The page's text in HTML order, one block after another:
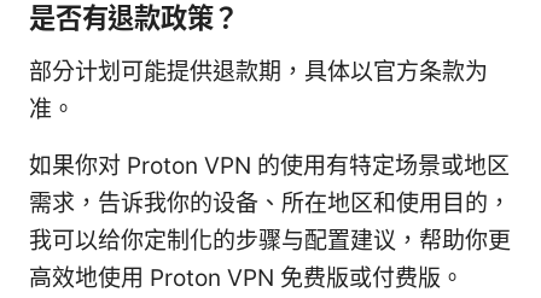
是否有退款政策？
部分计划可能提供退款期，具体以官方条款为
准。
如果你对 Proton VPN 的使用有特定场景或地区
需求，告诉我你的设备、所在地区和使用目的，
我可以给你定制化的步骤与配置建议，帮助你更
高效地使用 Proton VPN 免费版或付费版。